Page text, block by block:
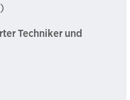
Techniker und